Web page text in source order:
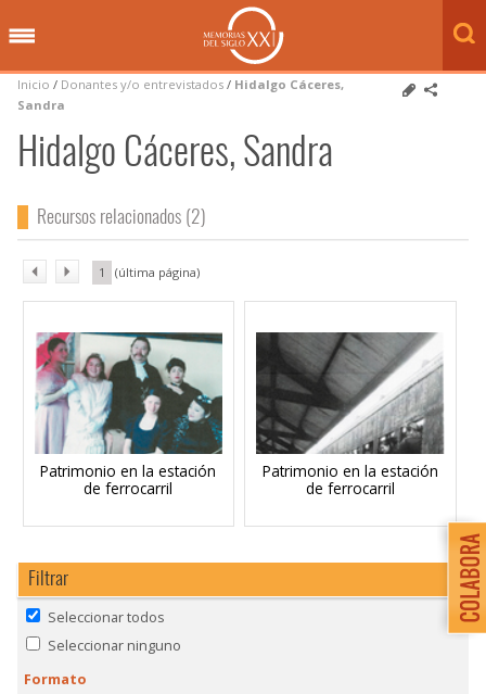
Inicio / Donantes y/o entrevistados / Hidalgo Cáceres,
Sandra
Hidalgo Cáceres, Sandra
Recursos relacionados (2)
Patrimonio en la estación
de ferrocarril
Patrimonio en la estación
de ferrocarril
1
Filtrar
Seleccionar todos
Seleccionar ninguno
Formato